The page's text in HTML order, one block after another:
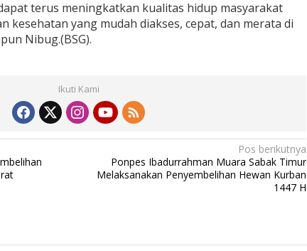
terus meningkatkan kualitas hidup masyarakat
kesehatan yang mudah diakses, cepat, dan merata di
Nibug.(BSG).
Ikuti Kami
Pos berikutnya
Ponpes Ibadurrahman Muara Sabak Timur
Melaksanakan Penyembelihan Hewan Kurban
1447 H